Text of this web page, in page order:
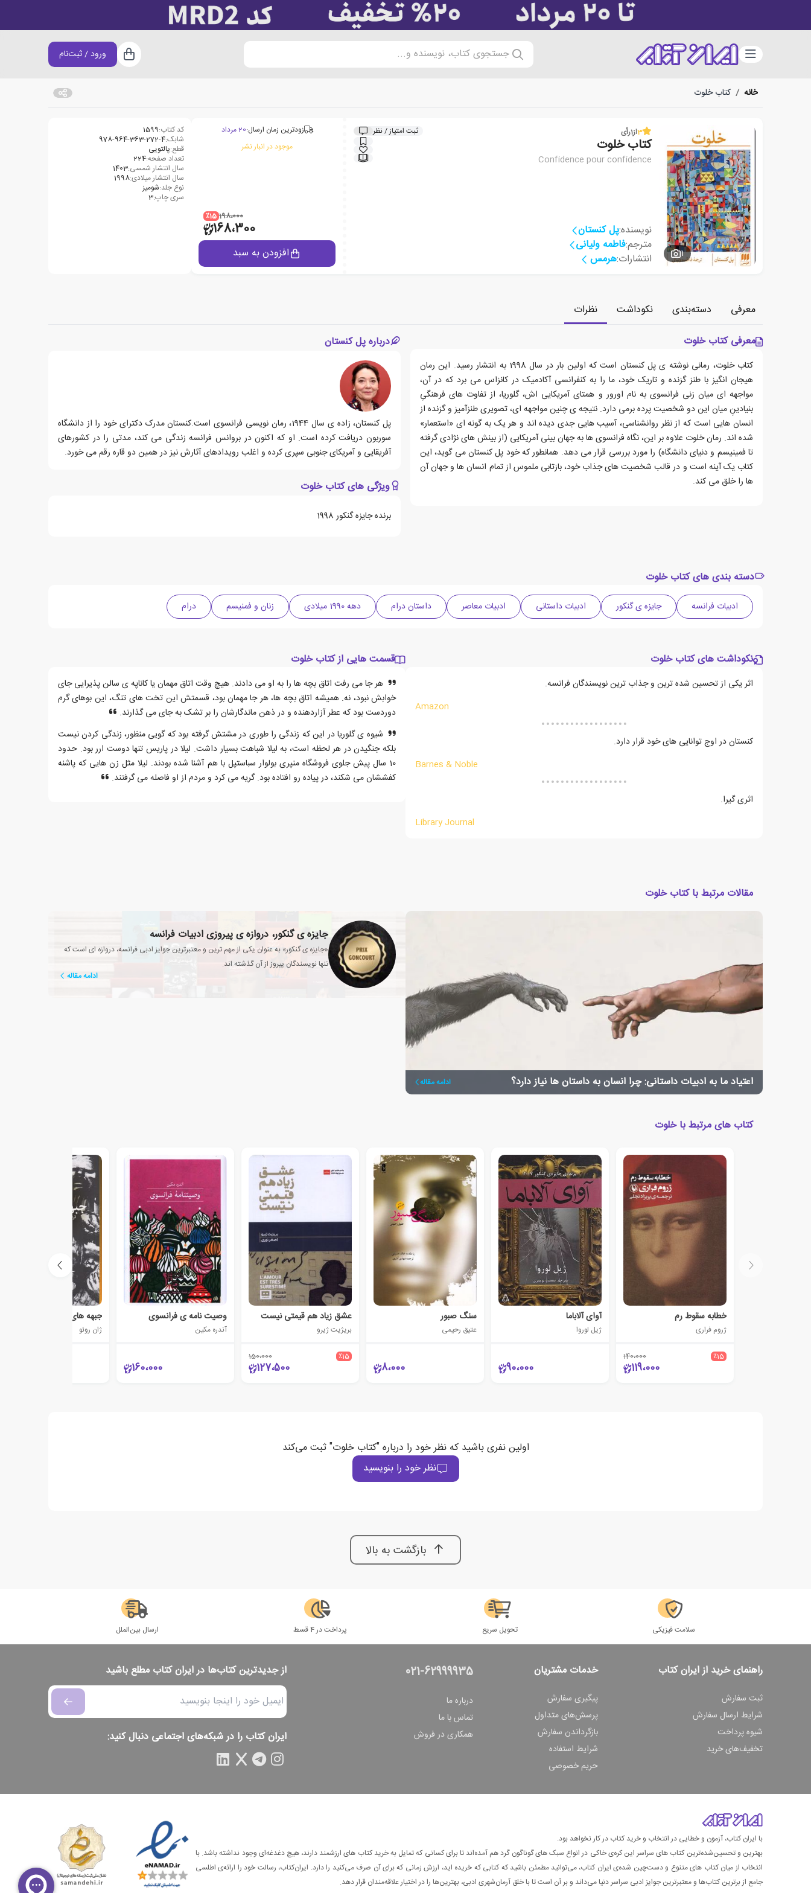
دسته‌بندی جستجوی کتاب، نویسنده و... سبد خرید
ورود / ثبت‌نام
خانه / کتاب خلوت
1
3از1رأی ثبت امتیاز / نظر
کتاب خلوت
Confidence pour confidence
نویسنده:پل کنستان
مترجم:فاطمه ولیانی
انتشارات:هرمس
زودترین زمان ارسال:20 مرداد
موجود در انبار نشر
198،000 ٪15
168،300
افزودن به سبد
کد کتاب:1599
شابک:978-964-363-272-4
قطع:پالتویی
تعداد صفحه:224
سال انتشار شمسی:1403
سال انتشار میلادی:1998
نوع جلد:شومیز
سری چاپ:3
معرفی دسته‌بندی نکوداشت
نظرات
معرفی کتاب خلوت
کتاب خلوت، رمانی نوشته ی پل کنستان است که اولین بار در سال 1998 به انتشار رسید. این رمان
هیجان انگیز با طنز گزنده و تاریک خود، ما را به کنفرانسی آکادمیک در کانزاس می برد که در آن،
مواجهه ای میان زنی فرانسوی به نام اورور و همتای آمریکایی اش، گلوریا، از تفاوت های فرهنگیِ
بنیادینِ میان این دو شخصیت پرده برمی دارد. نتیجه ی چنین مواجهه ای، تصویری طنزآمیز و گزنده از
انسان هایی است که از نظر روانشناسی، آسیب هایی جدی دیده اند و هر یک به گونه ای «استعمار»
شده اند. رمان خلوت علاوه بر این، نگاه فرانسوی ها به جهان بینی آمریکایی (از بینش های نژادی گرفته
تا فمینیسم و دنیای دانشگاه) را مورد بررسی قرار می دهد. همانطور که خود پل کنستان می گوید، این
کتاب یک آینه است و در قالب شخصیت های جذاب خود، بازتابی ملموس از تمام انسان ها و جهان آن
ها را خلق می کند.
درباره پل کنستان
پل کنستان، زاده ی سال 1944، رمان نویسی فرانسوی است.کنستان مدرک دکترای خود را از دانشگاه
سوربون دریافت کرده است. او که اکنون در بروانس فرانسه زندگی می کند، مدتی را در کشورهای
آفریقایی و آمریکای جنوبی سپری کرده و اغلب رویدادهای آثارش نیز در همین دو قاره رقم می خورد.
ویژگی های کتاب خلوت
برنده جایزه گنکور 1998
دسته بندی های کتاب خلوت
ادبیات فرانسه جایزه ی گنکور ادبیات داستانی ادبیات معاصر داستان درام دهه 1990 میلادی زنان و فمنیسم درام
نکوداشت های کتاب خلوت
اثر یکی از تحسین شده ترین و جذاب ترین نویسندگان فرانسه.
Amazon
کنستان در اوج توانایی های خود قرار دارد.
Barnes & Noble
اثری گیرا.
Library Journal
قسمت هایی از کتاب خلوت
هر جا می رفت اتاق بچه ها را به او می دادند. هیچ وقت اتاق مهمان یا کاناپه ی سالن پذیرایی جای
خوابش نبود، نه. همیشه اتاق بچه ها، هر جا مهمان بود، قسمتش این تخت های تنگ، این بوهای گرم
دوردست بود که عطر آزاردهنده و در ذهن ماندگارشان را بر تشک به جای می گذارند.
شیوه ی گلوریا در این که زندگی را طوری در مشتش گرفته بود که گویی منظور، زندگی کردن نیست
بلکه جنگیدن در هر لحظه است، به لیلا شباهت بسیار داشت. لیلا در پاریس تنها دوست ارر بود. حدود
10 سال پیش جلوی فروشگاه منپری بولوار سباستپل با هم آشنا شده بودند. لیلا مثل زن هایی که پاشنه
کفششان می شکند، در پیاده رو افتاده بود. گریه می کرد و مردم از او فاصله می گرفتند.
مقالات مرتبط با کتاب خلوت
اعتیاد ما به ادبیات داستانی: چرا انسان به داستان ها نیاز دارد؟ ادامه مقاله
جایزه ی گنکور، دروازه ی پیروزی ادبیات فرانسه
«جایزه ی گنکور» به عنوان یکی از مهم ترین و معتبرترین جوایز ادبی فرانسه، دروازه ای است که
تنها نویسندگان پیروز از آن گذشته اند.
ادامه مقاله
کتاب های مرتبط با خلوت
خطابه سقوط رم
ژروم فراری
٪15 140،000
119،000
آوای آلاباما
ژیل لوروا
90،000
سنگ صبور
عتیق رحیمی
8،000
عشق زیاد هم قیمتی نیست
بریژیت ژیرو
٪15 150،000
127،500
وصیت نامه ی فرانسوی
آندره مکین
160،000
جبهه های افتخار
ژان روئو
اولین نفری باشید که نظر خود را درباره "کتاب خلوت" ثبت می‌کند
نظر خود را بنویسید
بازگشت به بالا
سلامت فیزیکی تحویل سریع پرداخت در 4 قسط ارسال بین‌الملل
راهنمای خرید از ایران کتاب
ثبت سفارش
شرایط ارسال سفارش
شیوه پرداخت
تخفیف‌های خرید
خدمات مشتریان
پیگیری سفارش
پرسش‌های متداول
بازگرداندن سفارش
شرایط استفاده
حریم خصوصی
021-62999935
درباره ما
تماس با ما
همکاری در فروش
از جدیدترین کتاب‌ها در ایران کتاب مطلع باشید
ایران کتاب را در شبکه‌های اجتماعی دنبال کنید:
با ایران کتاب، آزمون و خطایی در انتخاب و خرید کتاب در کار نخواهد بود.
بهترین و تحسین‌شده‌ترین کتاب‌ های سراسر این کره‌ی خاکی در انواع سبک های گوناگون گرد هم آمده‌اند تا برای کسانی که تمایل به خرید کتاب های ارزشمند دارند، هیچ دغدغه‌ای وجود نداشته باشد. با
انتخاب از میان کتاب های متنوع و دست‌چین شده‌ی ایران کتاب، می‌توانید مطمئن باشید که کتابی که خریده اید، ارزش زمانی که برای آن صرف می‌کنید را دارد. ایران‌کتاب، رسالت خود را ارائه‌ی اطلسی
جامع از برترین کتاب‌ها و معتبرترین جوایز ادبی سراسر دنیا می‌داند و بر آن است تا با خلق آرمان‌شهری ادبی، بهترین‌ها را در اختیار علاقه‌مندان قرار دهد.